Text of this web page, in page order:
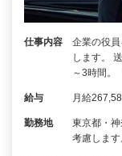
仕事内容
企業の役
します。
～3時間。
給与 月給
勤務地
東京都・
考慮します